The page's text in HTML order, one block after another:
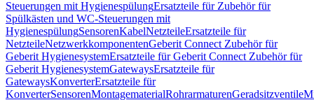
Steuerungen mit HygienespülungErsatzteile für Zubehör für
Spülkästen und WC-Steuerungen mit
HygienespülungSensorenKabelNetzteileErsatzteile für
NetzteileNetzwerkkomponentenGeberit Connect Zubehör für
Geberit HygienesystemErsatzteile für Geberit Connect Zubehör für
Geberit HygienesystemGatewaysErsatzteile für
GatewaysKonverterErsatzteile für
KonverterSensorenMontagematerialRohrarmaturenGeradsitzventile